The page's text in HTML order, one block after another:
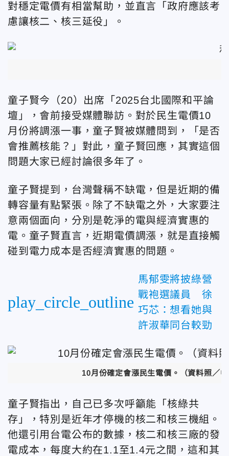
對穩定電價有相當幫助，並直言「政府應該考
慮讓核二、核三延役」。
童子賢今（20）出席「2025台北國際和平論
壇」，會前接受媒體聯訪。對於民生電價10
月份將調漲一事，童子賢被媒體問到，「是否
會推薦核能？」對此，童子賢回應，其實這個
問題大家已經討論很多年了。
童子賢提到，台灣聲稱不缺電，但是近期的備
轉容量有點緊張。除了不缺電之外，大家要注
意兩個面向，分別是乾淨的電與經濟實惠的
電。童子賢直言，近期電價調漲，就是直接觸
碰到電力成本是否經濟實惠的問題。
play_circle_outline
馬郁雯將披綠營
戰袍選議員 徐
巧芯：想看她與
許淑華同台較勁
10月份確定會漲民生電價。（資料照／
童子賢指出，自己已多次呼籲能「核綠共
存」，特別是近年才停機的核二和核三機組。
他還引用台電公布的數據，核二和核三廠的發
電成本，每度大約在1.1至1.4元之間，這和其